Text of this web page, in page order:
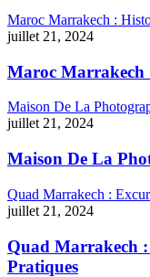
Maroc Marrakech :
juillet 21, 2024
Maroc Marrakech
Maison De La
juillet 21, 2024
Maison De La
Quad Marrakech :
juillet 21, 2024
Quad Marrakech :
Pratiques